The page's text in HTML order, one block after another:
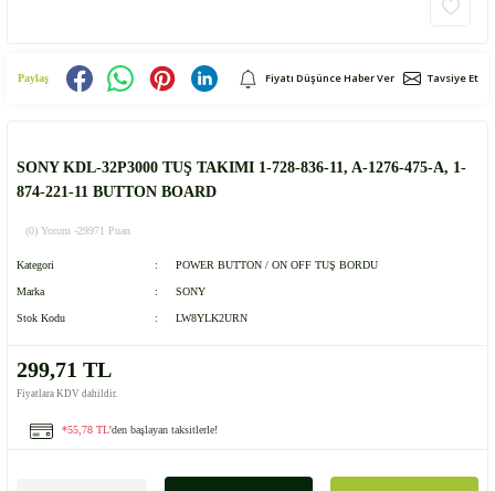
Paylaş Fiyatı Düşünce Haber Ver Tavsiye Et
SONY KDL-32P3000 TUŞ TAKIMI 1-728-836-11, A-1276-475-A, 1-
874-221-11 BUTTON BOARD
(0) Yorum -29971 Puan
Kategori POWER BUTTON / ON OFF TUŞ BORDU
Marka SONY
Stok Kodu LW8YLK2URN
299,71 TL
Fiyatlara KDV dahildir.
*55,78 TL'den başlayan taksitlerle!